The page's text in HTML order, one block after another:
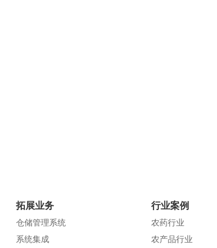
拓展业务
仓储管理系统
系统集成
行业案例
农药行业
农产品行业